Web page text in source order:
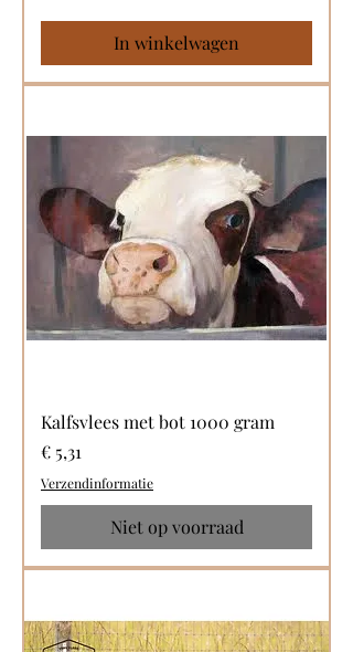
In winkelwagen
Kalfsvlees met bot 1000 gram
Prijs
€ 5,31
Verzendinformatie
Niet op voorraad